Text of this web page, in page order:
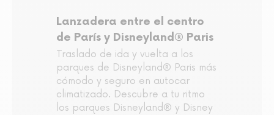
Lanzadera entre el centro
de París y Disneyland® Paris
Traslado de ida y vuelta a los
parques de Disneyland® Paris más
cómodo y seguro en autocar
climatizado. Descubre a tu ritmo
los parques Disneyland® y Disney